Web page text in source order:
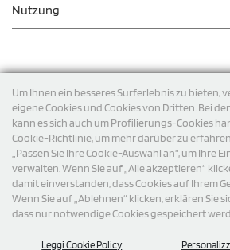
Um Ihnen ein besseres Surferlebnis zu bieten,
eigene Cookies und Cookies von Dritten. Bei
kann es sich auch um Profilierungs-Cookies
Cookie-Richtlinie, um mehr darüber zu
„Passen Sie Ihre Cookie-Auswahl an“, um Ihre
verwalten. Wenn Sie auf „Alle akzeptieren“
damit einverstanden, dass Cookies auf Ihrem
Wenn Sie auf „Ablehnen“ klicken, erklären Sie
dass nur notwendige Cookies gespeichert
Leggi Cookie Policy
Nutzung
Versand